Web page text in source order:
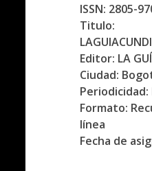
ISSN: 2805-
Titulo:
Editor: LA
Ciudad:
Periodicidad:
Formato:
línea
Fecha de